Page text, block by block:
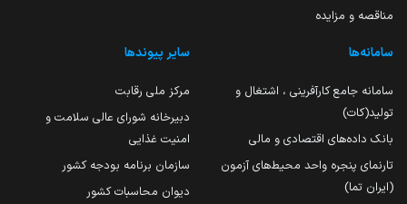
مناقصه و مزایده
سامانه‌ها
سامانه جامع کارآفرینی ، اشتغال و
تولید(کات)
بانک داده‌های اقتصادی و مالی
تارنمای پنجره واحد محیط‌های آزمون
(ایران تما)
سایر پیوندها
مرکز ملی رقابت
دبیرخانه شورای عالی سلامت و
امنیت غذایی
سازمان برنامه بودجه کشور
دیوان محاسبات کشور